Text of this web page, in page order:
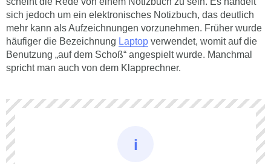
sich jedoch um ein elektronisches Notizbuch, das deutlich
mehr kann als Aufzeichnungen vorzunehmen. Früher wurde
häufiger die Bezeichnung Laptop verwendet, womit auf die
Benutzung „auf dem Schoß“ angespielt wurde. Manchmal
spricht man auch von dem Klapprechner.